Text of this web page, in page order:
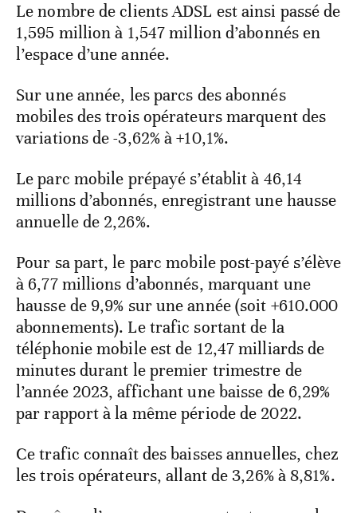
Le nombre de clients ADSL est ainsi passé de
1,595 million à 1,547 million d’abonnés en
l’espace d’une année.
Sur une année, les parcs des abonnés
mobiles des trois opérateurs marquent des
variations de -3,62% à +10,1%.
Le parc mobile prépayé s’établit à 46,14
millions d’abonnés, enregistrant une hausse
annuelle de 2,26%.
Pour sa part, le parc mobile post-payé s’élève
à 6,77 millions d’abonnés, marquant une
hausse de 9,9% sur une année (soit +610.000
abonnements). Le trafic sortant de la
téléphonie mobile est de 12,47 milliards de
minutes durant le premier trimestre de
l’année 2023, affichant une baisse de 6,29%
par rapport à la même période de 2022.
Ce trafic connaît des baisses annuelles, chez
les trois opérateurs, allant de 3,26% à 8,81%.